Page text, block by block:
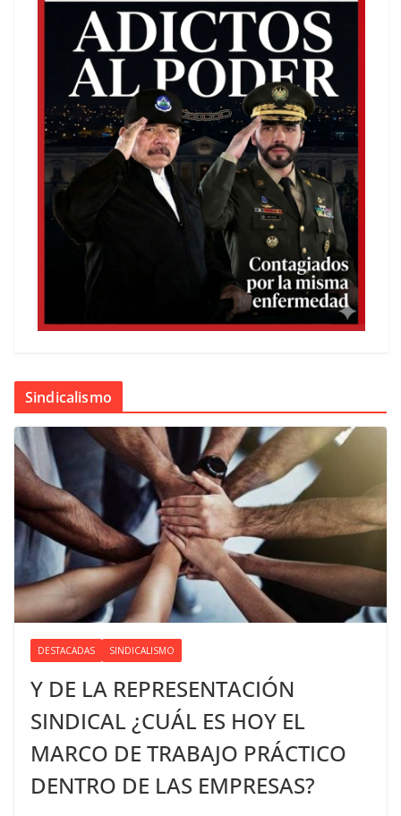
Sindicalismo
DESTACADAS SINDICALISMO
Y DE LA REPRESENTACIÓN
SINDICAL ¿CUÁL ES HOY EL
MARCO DE TRABAJO PRÁCTICO
DENTRO DE LAS EMPRESAS?